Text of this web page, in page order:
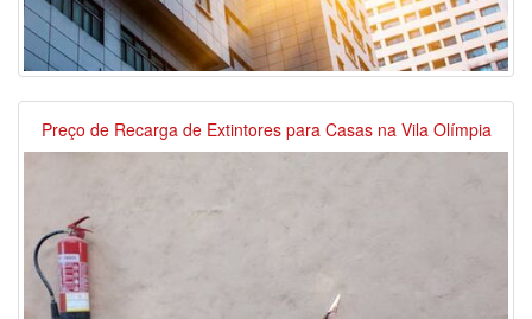
Preço de Recarga de Extintores para Casas na Vila Olímpia